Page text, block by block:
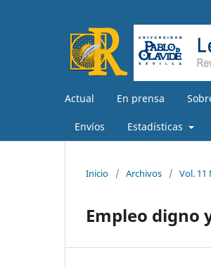
Actual En prensa
Envíos Estadísticas
Inicio / Archivos / Vol. 11
Empleo digno